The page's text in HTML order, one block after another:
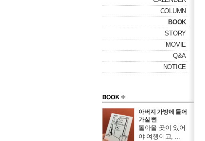
COLUMN
BOOK
STORY
MOVIE
Q&A
NOTICE
아버지 가방에 들어
가실 뻔
돌아올 곳이 있어
야 여행이고, ...